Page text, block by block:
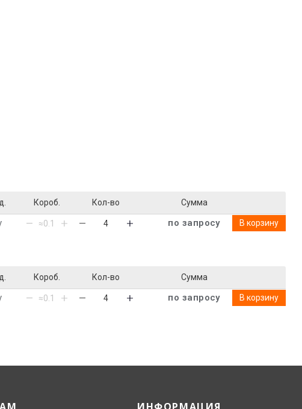
Короб. Кол-во Сумма
по запросу В корзину
Короб. Кол-во Сумма
по запросу В корзину